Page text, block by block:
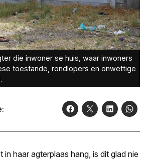
die inwoner se huis, waar inwoners
toestande, rondlopers en onwettige
in haar agterplaas hang, is dit glad nie